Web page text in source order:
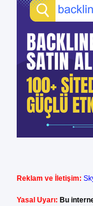
Reklam ve İletişim:
Yasal Uyarı: Bu